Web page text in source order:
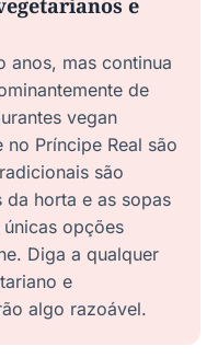
e
anos, mas continua
de
vegan
Príncipe Real são
são
horta e as sopas
opções
Diga a qualquer
e
algo razoável.